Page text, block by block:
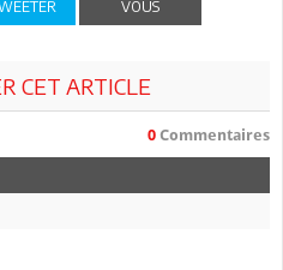
VOUS
CET ARTICLE
0 Commentaires